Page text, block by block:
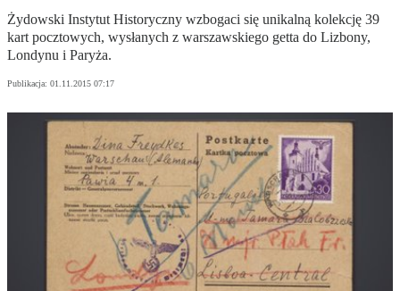
Żydowski Instytut Historyczny wzbogaci się unikalną kolekcję 39
kart pocztowych, wysłanych z warszawskiego getta do Lizbony,
Londynu i Paryża.
Publikacja: 01.11.2015 07:17